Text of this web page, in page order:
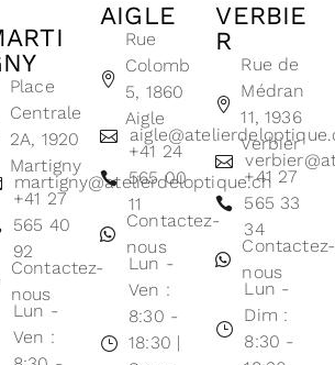
Place
Centrale
2A, 1920
Martigny
martigny@atelierdeloptique.ch
+41 27
565 40
92
Contactez-
nous
Lun -
Ven :
AIGLE
Rue
Colomb
5, 1860
Aigle
+41 24
565 00
11
Contactez-
nous
Lun -
Ven :
8:30 -
18:30 |
VERBIE
R
Rue de
Médran
11, 1936
Verbier
+41 27
565 33
34
Contactez-
nous
Lun -
Dim :
8:30 -